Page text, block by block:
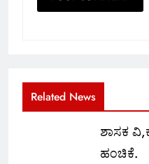
Related News
ಶಾಸಕ
ಹಂಚಿಕೆ.